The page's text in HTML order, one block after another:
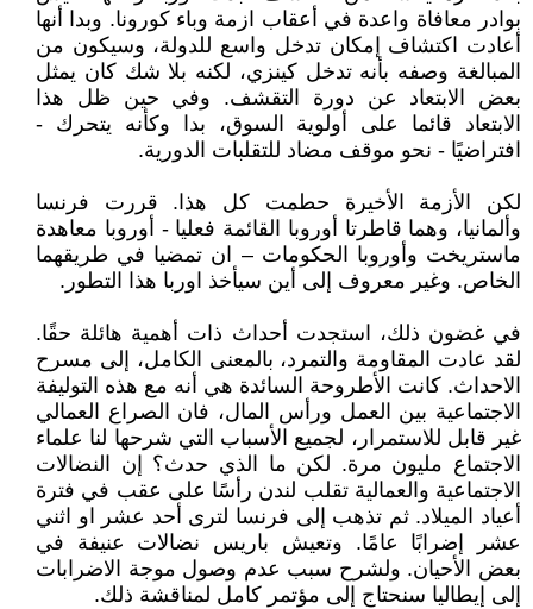
بوادر معافاة واعدة في أعقاب ازمة وباء كورونا. وبدا أنها
أعادت اكتشاف إمكان تدخل واسع للدولة، وسيكون من
المبالغة وصفه بأنه تدخل كينزي، لكنه بلا شك كان يمثل
بعض الابتعاد عن دورة التقشف. وفي حين ظل هذا
الابتعاد قائما على أولوية السوق، بدا وكأنه يتحرك -
افتراضيًا - نحو موقف مضاد للتقلبات الدورية.
لكن الأزمة الأخيرة حطمت كل هذا. قررت فرنسا
وألمانيا، وهما قاطرتا أوروبا القائمة فعليا - أوروبا معاهدة
ماستريخت وأوروبا الحكومات – ان تمضيا في طريقهما
الخاص. وغير معروف إلى أين سيأخذ اوربا هذا التطور.
في غضون ذلك، استجدت أحداث ذات أهمية هائلة حقًا.
لقد عادت المقاومة والتمرد، بالمعنى الكامل، إلى مسرح
الاحداث. كانت الأطروحة السائدة هي أنه مع هذه التوليفة
الاجتماعية بين العمل ورأس المال، فان الصراع العمالي
غير قابل للاستمرار، لجميع الأسباب التي شرحها لنا علماء
الاجتماع مليون مرة. لكن ما الذي حدث؟ إن النضالات
الاجتماعية والعمالية تقلب لندن رأسًا على عقب في فترة
أعياد الميلاد. ثم تذهب إلى فرنسا لترى أحد عشر او اثني
عشر إضرابًا عامًا. وتعيش باريس نضالات عنيفة في
بعض الأحيان. ولشرح سبب عدم وصول موجة الاضرابات
إلى إيطاليا سنحتاج إلى مؤتمر كامل لمناقشة ذلك.